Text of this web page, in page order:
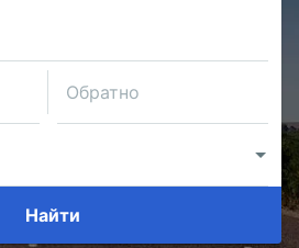
Обратно
Найти